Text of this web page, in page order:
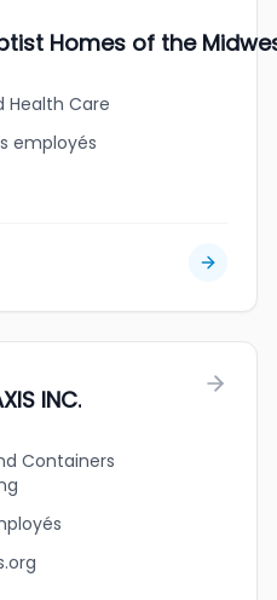
Homes of the
Health Care
employés
INC.
Containers